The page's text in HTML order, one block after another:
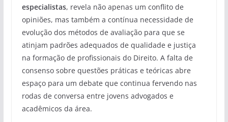
especialistas, revela não apenas um conflito de
opiniões, mas também a contínua necessidade de
evolução dos métodos de avaliação para que se
atinjam padrões adequados de qualidade e justiça
na formação de profissionais do Direito. A falta de
consenso sobre questões práticas e teóricas abre
espaço para um debate que continua fervendo nas
rodas de conversa entre jovens advogados e
acadêmicos da área.